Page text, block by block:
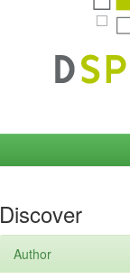
Discover
Author